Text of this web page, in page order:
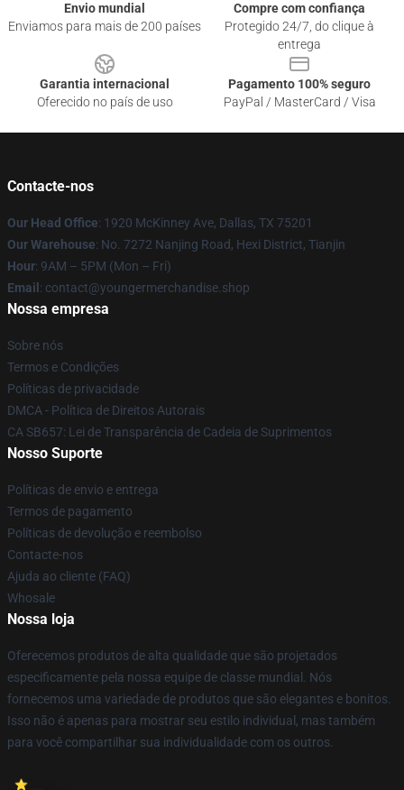
Envio mundial
Enviamos para mais de 200 países
Compre com confiança
Protegido 24/7, do clique à
entrega
Garantia internacional
Oferecido no país de uso
Pagamento 100% seguro
PayPal / MasterCard / Visa
Contacte-nos
Our Head Office: 1920 McKinney Ave, Dallas, TX 75201
Our Warehouse: No. 7272 Nanjing Road, Hexi District, Tianjin
Hour: 9AM – 5PM (Mon – Fri)
Email : contact@youngermerchandise.shop
Nossa empresa
Sobre nós
Termos e Condições
Políticas de privacidade
DMCA - Política de Direitos Autorais
CA SB657: Lei de Transparência de Cadeia de Suprimentos
Nosso Suporte
Políticas de envio e entrega
Termos de pagamento
Políticas de devolução e reembolso
Contacte-nos
Ajuda ao cliente (FAQ)
Whosale
Nossa loja
Oferecemos produtos de alta qualidade que são projetados
especificamente pela nossa equipe de classe mundial. Nós
fornecemos uma variedade de produtos que são elegantes e bonitos.
Isso não é apenas para mostrar seu estilo individual, mas também
para você compartilhar sua individualidade com os outros.